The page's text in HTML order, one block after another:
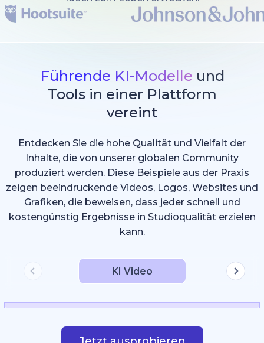
Führende KI-Modelle und
Tools in einer Plattform
vereint
Entdecken Sie die hohe Qualität und Vielfalt der
Inhalte, die von unserer globalen Community
produziert werden. Diese Beispiele aus der Praxis
zeigen beeindruckende Videos, Logos, Websites und
Grafiken, die beweisen, dass jeder schnell und
kostengünstig Ergebnisse in Studioqualität erzielen
kann.
KI Video